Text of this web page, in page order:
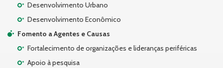
Desenvolvimento Urbano
Desenvolvimento Econômico
Fomento a Agentes e Causas
Fortalecimento de organizações e lideranças periféricas
Apoio à pesquisa